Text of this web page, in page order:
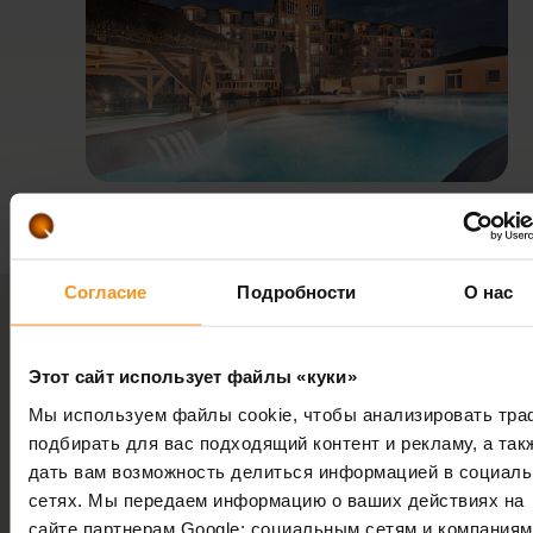
Согласие Подробности О нас
Этот сайт использует файлы «куки»
Мы используем файлы cookie, чтобы анализировать
подбирать для вас подходящий контент и рекламу, а
дать вам возможность делиться информацией в
сетях. Мы передаем информацию о ваших действиях на
сайте партнерам Google: социальным сетям и
Важная информация для будущих гостей
Венгрия - 8380, Хевиз, ул. Йокаи, 3.
+36 83 501 186